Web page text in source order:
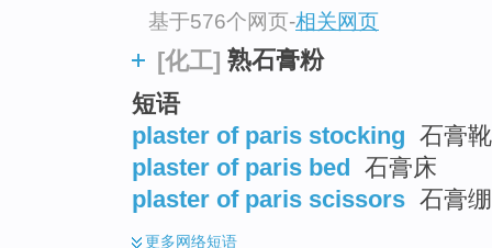
基于576个网页-相关网页
[化工] 熟石膏粉
短语
plaster of paris stocking 石膏靴
plaster of paris bed
石膏床
plaster of paris scissors 石膏
更多网络短语